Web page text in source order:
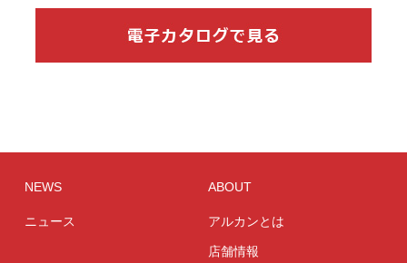
NEWS
ニュース
ABOUT
アルカンとは
店舗情報